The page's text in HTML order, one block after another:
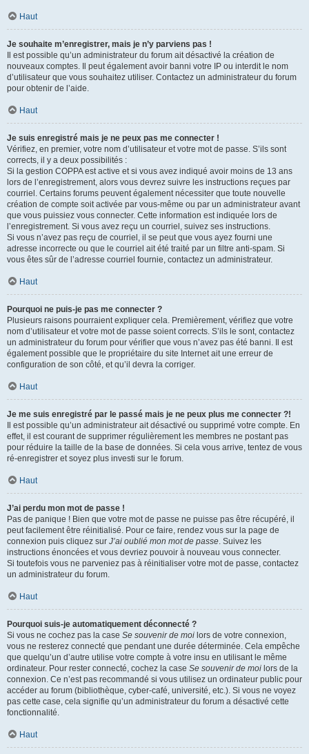
Haut
Je souhaite m’enregistrer, mais je n’y parviens pas !
Il est possible qu’un administrateur du forum ait désactivé la création de
nouveaux comptes. Il peut également avoir banni votre IP ou interdit le nom
d’utilisateur que vous souhaitez utiliser. Contactez un administrateur du forum
pour obtenir de l’aide.
Haut
Je suis enregistré mais je ne peux pas me connecter !
Vérifiez, en premier, votre nom d’utilisateur et votre mot de passe. S’ils sont
corrects, il y a deux possibilités :
Si la gestion COPPA est active et si vous avez indiqué avoir moins de 13 ans
lors de l’enregistrement, alors vous devrez suivre les instructions reçues par
courriel. Certains forums peuvent également nécessiter que toute nouvelle
création de compte soit activée par vous-même ou par un administrateur avant
que vous puissiez vous connecter. Cette information est indiquée lors de
l’enregistrement. Si vous avez reçu un courriel, suivez ses instructions.
Si vous n’avez pas reçu de courriel, il se peut que vous ayez fourni une
adresse incorrecte ou que le courriel ait été traité par un filtre anti-spam. Si
vous êtes sûr de l’adresse courriel fournie, contactez un administrateur.
Haut
Pourquoi ne puis-je pas me connecter ?
Plusieurs raisons pourraient expliquer cela. Premièrement, vérifiez que votre
nom d’utilisateur et votre mot de passe soient corrects. S’ils le sont, contactez
un administrateur du forum pour vérifier que vous n’avez pas été banni. Il est
également possible que le propriétaire du site Internet ait une erreur de
configuration de son côté, et qu’il devra la corriger.
Haut
Je me suis enregistré par le passé mais je ne peux plus me connecter ?!
Il est possible qu’un administrateur ait désactivé ou supprimé votre compte. En
effet, il est courant de supprimer régulièrement les membres ne postant pas
pour réduire la taille de la base de données. Si cela vous arrive, tentez de vous
ré-enregistrer et soyez plus investi sur le forum.
Haut
J’ai perdu mon mot de passe !
Pas de panique ! Bien que votre mot de passe ne puisse pas être récupéré, il
peut facilement être réinitialisé. Pour ce faire, rendez vous sur la page de
connexion puis cliquez sur J’ai oublié mon mot de passe. Suivez les
instructions énoncées et vous devriez pouvoir à nouveau vous connecter.
Si toutefois vous ne parveniez pas à réinitialiser votre mot de passe, contactez
un administrateur du forum.
Haut
Pourquoi suis-je automatiquement déconnecté ?
Si vous ne cochez pas la case Se souvenir de moi lors de votre connexion,
vous ne resterez connecté que pendant une durée déterminée. Cela empêche
que quelqu’un d’autre utilise votre compte à votre insu en utilisant le même
ordinateur. Pour rester connecté, cochez la case Se souvenir de moi lors de la
connexion. Ce n’est pas recommandé si vous utilisez un ordinateur public pour
accéder au forum (bibliothèque, cyber-café, université, etc.). Si vous ne voyez
pas cette case, cela signifie qu’un administrateur du forum a désactivé cette
fonctionnalité.
Haut